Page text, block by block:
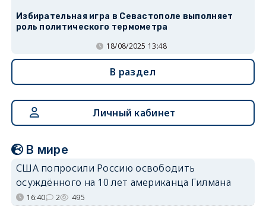
Избирательная игра в Севастополе выполняет
роль политического термометра
18/08/2025 13:48
В раздел
Личный кабинет
В мире
США попросили Россию освободить
осуждённого на 10 лет американца Гилмана
16:40 2 495